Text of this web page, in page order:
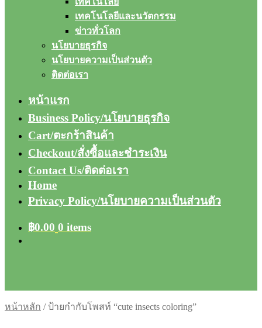
เทคโนโลยีและนวัตกรรม
ข่าวทั่วโลก
นโยบายธุรกิจ
นโยบายความเป็นส่วนตัว
ติดต่อเรา
หน้าแรก
Business Policy/นโยบายธุรกิจ
Cart/ตะกร้าสินค้า
Checkout/สั่งซื้อและชำระเงิน
Contact Us/ติดต่อเรา
Home
Privacy Policy/นโยบายความเป็นส่วนตัว
฿0.00 0 items
หน้าหลัก / ป้ายกำกับโพสท์ “cute insects coloring”